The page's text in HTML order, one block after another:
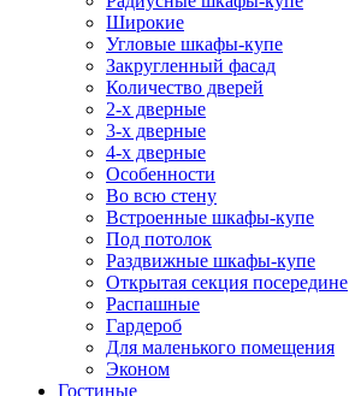
Широкие
Угловые шкафы-купе
Закругленный фасад
Количество дверей
2-х дверные
3-х дверные
4-х дверные
Особенности
Во всю стену
Встроенные шкафы-купе
Под потолок
Раздвижные шкафы-купе
Открытая секция посередине
Распашные
Гардероб
Для маленького помещения
Эконом
Гостиные